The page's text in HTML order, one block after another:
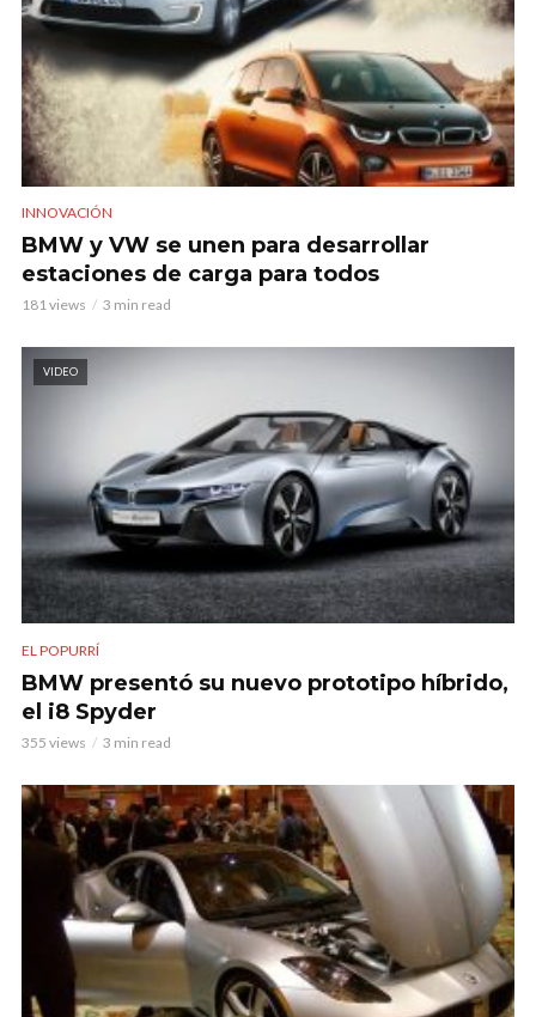
INNOVACIÓN
BMW y VW se unen para desarrollar
estaciones de carga para todos
181 views 3 min read
VIDEO
EL POPURRÍ
BMW presentó su nuevo prototipo híbrido,
el i8 Spyder
355 views 3 min read